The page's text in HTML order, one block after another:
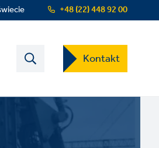
+48 (22) 448 92 00
Contact
US
Dropdown
Kontakt